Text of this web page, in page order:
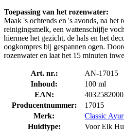
Toepassing van het rozenwater:
Maak 's ochtends en 's avonds, na het
reinigingsmelk, een wattenschijfje
hiermee het gezicht, de hals en het
oogkompres bij gespannen ogen.
rozenwater en laat het 15 minuten
Art. nr.:
AN-17015
Inhoud:
100 ml
EAN:
Producentnummer:
17015
Merk:
Classic
Huidtype:
Voor Elk